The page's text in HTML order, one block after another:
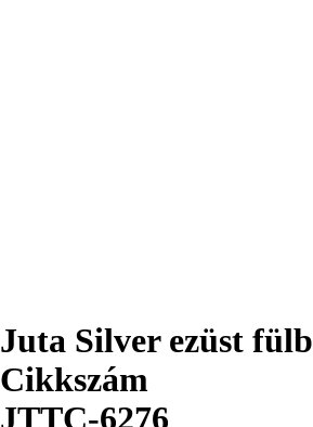
Juta Silver ezüst
Cikkszám
JTTC-6276